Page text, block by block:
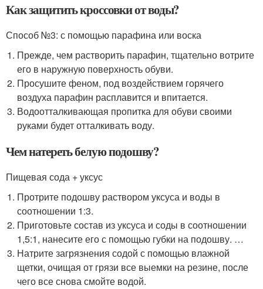
Как защитить кроссовки от воды?
Способ №3: с помощью парафина или воска
Прежде, чем растворить парафин, тщательно вотрите
его в наружную поверхность обуви.
Просушите феном, под воздействием горячего
воздуха парафин расплавится и впитается.
Водоотталкивающая пропитка для обуви своими
руками будет отталкивать воду.
Чем натереть белую подошву?
Пищевая сода + уксус
Протрите подошву раствором уксуса и воды в
соотношении 1:3.
Приготовьте состав из уксуса и соды в соотношении
1,5:1, нанесите его с помощью губки на подошву. …
Натрите загрязнения содой с помощью влажной
щетки, очищая от грязи все выемки на резине, после
чего все снова смойте водой.